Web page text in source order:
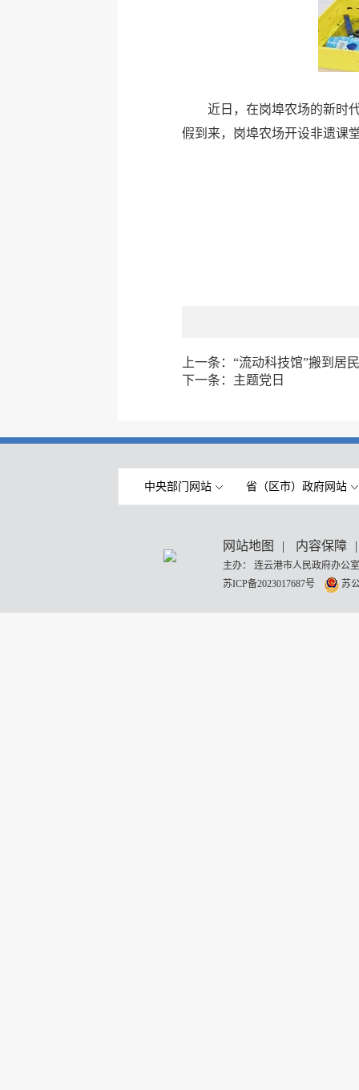
近日，在岗埠农场的新时
假到来，岗埠农场开设非遗课
上一条： “流动科技馆”搬到居
下一条： 主题党日
中央部门网站 省（区市）政府网站
网站地图 | 内容保障 |
主办： 连云港市人民政府办
苏ICP备2023017687号
苏